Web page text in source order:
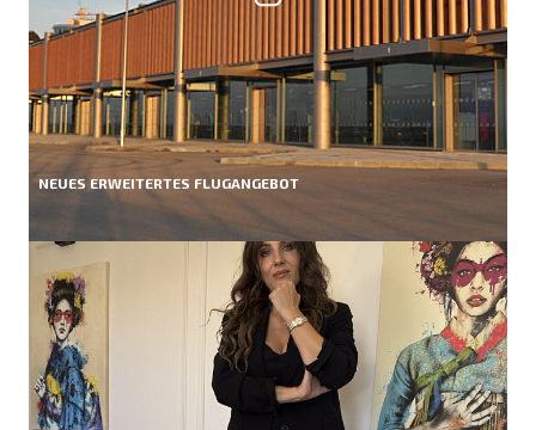
NEUES ERWEITERTES FLUGANGEBOT